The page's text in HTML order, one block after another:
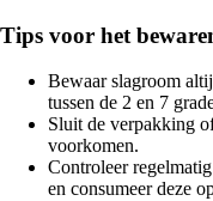
Tips voor het
Bewaar slagroom
tussen de 2 en 7
Sluit de verpakking
voorkomen.
Controleer
en consumeer deze